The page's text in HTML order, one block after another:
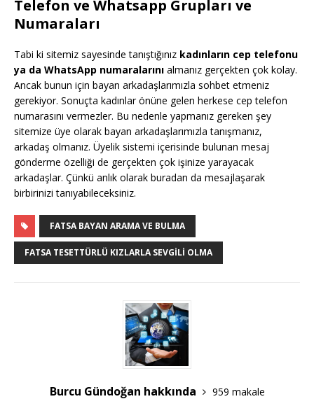
Telefon ve Whatsapp Grupları ve
Numaraları
Tabi ki sitemiz sayesinde tanıştığınız kadınların cep telefonu
ya da WhatsApp numaralarını almanız gerçekten çok kolay.
Ancak bunun için bayan arkadaşlarımızla sohbet etmeniz
gerekiyor. Sonuçta kadınlar önüne gelen herkese cep telefon
numarasını vermezler. Bu nedenle yapmanız gereken şey
sitemize üye olarak bayan arkadaşlarımızla tanışmanız,
arkadaş olmanız. Üyelik sistemi içerisinde bulunan mesaj
gönderme özelliği de gerçekten çok işinize yarayacak
arkadaşlar. Çünkü anlık olarak buradan da mesajlaşarak
birbirinizi tanıyabileceksiniz.
FATSA BAYAN ARAMA VE BULMA
FATSA TESETTÜRLÜ KIZLARLA SEVGILI OLMA
Burcu Gündoğan hakkında
959 makale